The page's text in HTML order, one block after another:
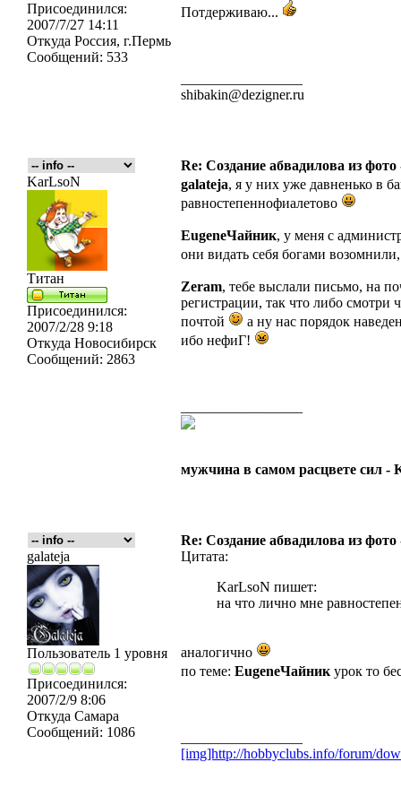
Присоединился:
2007/7/27 14:11
Откуда Россия, г.Пермь
Сообщений: 533
Потдерживаю...
shibakin@dezigner.ru
Re: Создание абвадилова из
KarLsoN
Титан
Присоединился:
2007/2/28 9:18
Откуда Новосибирск
Сообщений: 2863
galateja, я у них уже давненько в
равностепеннофиалетово
EugeneЧайник, у меня с
они видать себя богами
Zeram, тебе выслали письмо, на
регистрации, так что либо смотри
почтой
а ну нас порядок
ибо нефиГ!
мужчина в самом расцвете сил -
Re: Создание абвадилова из
galateja
Пользователь 1 уровня
Присоединился:
2007/2/9 8:06
Откуда Самара
Сообщений: 1086
Цитата:
KarLsoN пишет:
на что лично мне
аналогично
по теме: EugeneЧайник урок то
[img]http://hobbyclubs.info/forum/